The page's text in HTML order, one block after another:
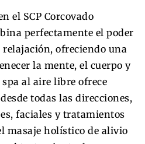
el SCP Corcovado
perfectamente el poder
ofreciendo una
la mente, el cuerpo y
al aire libre ofrece
todas las direcciones,
faciales y tratamientos
masaje holístico de alivio